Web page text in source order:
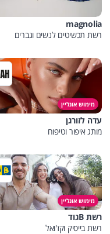
magnolia
רשת תכשיטים לנשים וגברים
מימוש אונליין
עדה לזורגן
מותג איפור וטיפוח
מימוש אונליין
רשת Bגוד
רשת בייסיק וקז'ואל